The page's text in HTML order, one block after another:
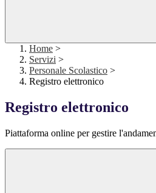
Home >
Servizi >
Personale Scolastico >
Registro elettronico
Registro elettronico
Piattaforma online per gestire